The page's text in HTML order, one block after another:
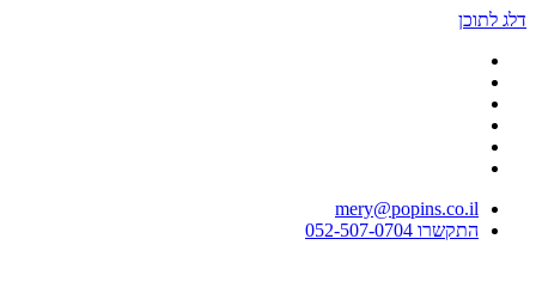
דלג לתוכן
mery@popins.co.il
התקשרו 052-507-0704